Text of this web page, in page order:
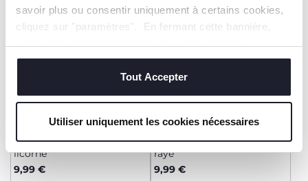
savoir plus ou consentir uniquement à certains cookies,
cliquez sur "paramètres". En fermant cette bannière,
techniques, qui sont essentiels au service demandé.
Tout Accepter
Utiliser uniquement les cookies nécessaires
+ COULEURS
Pantalon de pyjama motif
licorne
9,99 €
+ COULEURS
Pantalon long de pyjama
rayé
9,99 €